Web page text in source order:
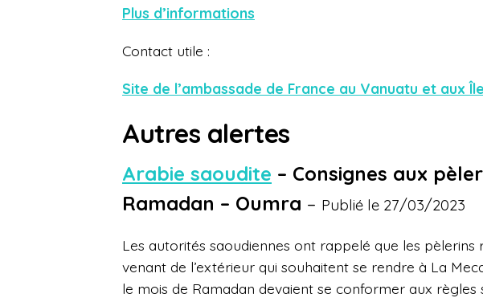
Plus d’informations
Contact utile :
Site de l’ambassade de France au Vanuatu et aux
Autres alertes
Arabie saoudite – Consignes aux
Ramadan – Oumra – Publié le 27/03/2023
Les autorités saoudiennes ont rappelé que les pèlerins
venant de l’extérieur qui souhaitent se rendre à La
le mois de Ramadan devaient se conformer aux règles